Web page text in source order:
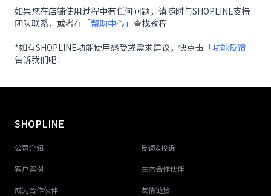
如果您在店铺使用过程中有任何问题，请随时与SHOPLINE支持
团队联系，或者在 「帮助中心」 查找教程
*如有SHOPLINE功能使用感受或需求建议，快点击 「功能反馈」
告诉我们吧！
SHOPLINE
公司介绍 反馈&投诉
客户案例 生态合作伙伴
成为合作伙伴 友情链接